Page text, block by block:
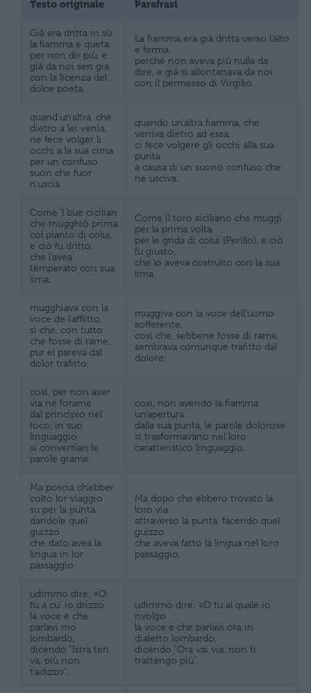
Testo originale Parafrasi
Già era dritta in sù
la fiamma e queta
per non dir più, e
già da noi sen gia
con la licenza del
dolce poeta,
La fiamma era già dritta verso l’alto
e ferma
perché non aveva più nulla da
dire, e già si allontanava da noi
con il permesso di Virgilio,
quand’un’altra, che
dietro a lei venìa,
ne fece volger li
occhi a la sua cima
per un confuso
suon che fuor
n’uscia.
quando un’altra fiamma, che
veniva dietro ad essa,
ci fece volgere gli occhi alla sua
punta
a causa di un suono confuso che
ne usciva.
Come ‘l bue cicilian
che mugghiò prima
col pianto di colui,
e ciò fu dritto,
che l’avea
temperato con sua
lima,
Come il toro siciliano che muggì
per la prima volta
per le grida di colui (Perillo), e ciò
fu giusto,
che lo aveva costruito con la sua
lima,
mugghiava con la
voce de l’afflitto,
sì che, con tutto
che fosse di rame,
pur el pareva dal
dolor trafitto;
muggiva con la voce dell’uomo
sofferente,
così che, sebbene fosse di rame,
sembrava comunque trafitto dal
dolore;
così, per non aver
via né forame
dal principio nel
foco, in suo
linguaggio
si convertïan le
parole grame.
così, non avendo la fiamma
un’apertura
dalla sua punta, le parole dolorose
si trasformavano nel loro
caratteristico linguaggio.
Ma poscia ch’ebber
colto lor vïaggio
su per la punta,
dandole quel
guizzo
che dato avea la
lingua in lor
passaggio,
Ma dopo che ebbero trovato la
loro via
attraverso la punta, facendo quel
guizzo
che aveva fatto la lingua nel loro
passaggio,
udimmo dire: «O
tu a cu’ io drizzo
la voce e che
parlavi mo’
lombardo,
dicendo “Istra ten
va, più non
t’adizzo”,
udimmo dire: «O tu al quale io
rivolgo
la voce e che parlavi ora in
dialetto lombardo,
dicendo “Ora vai via, non ti
trattengo più”,